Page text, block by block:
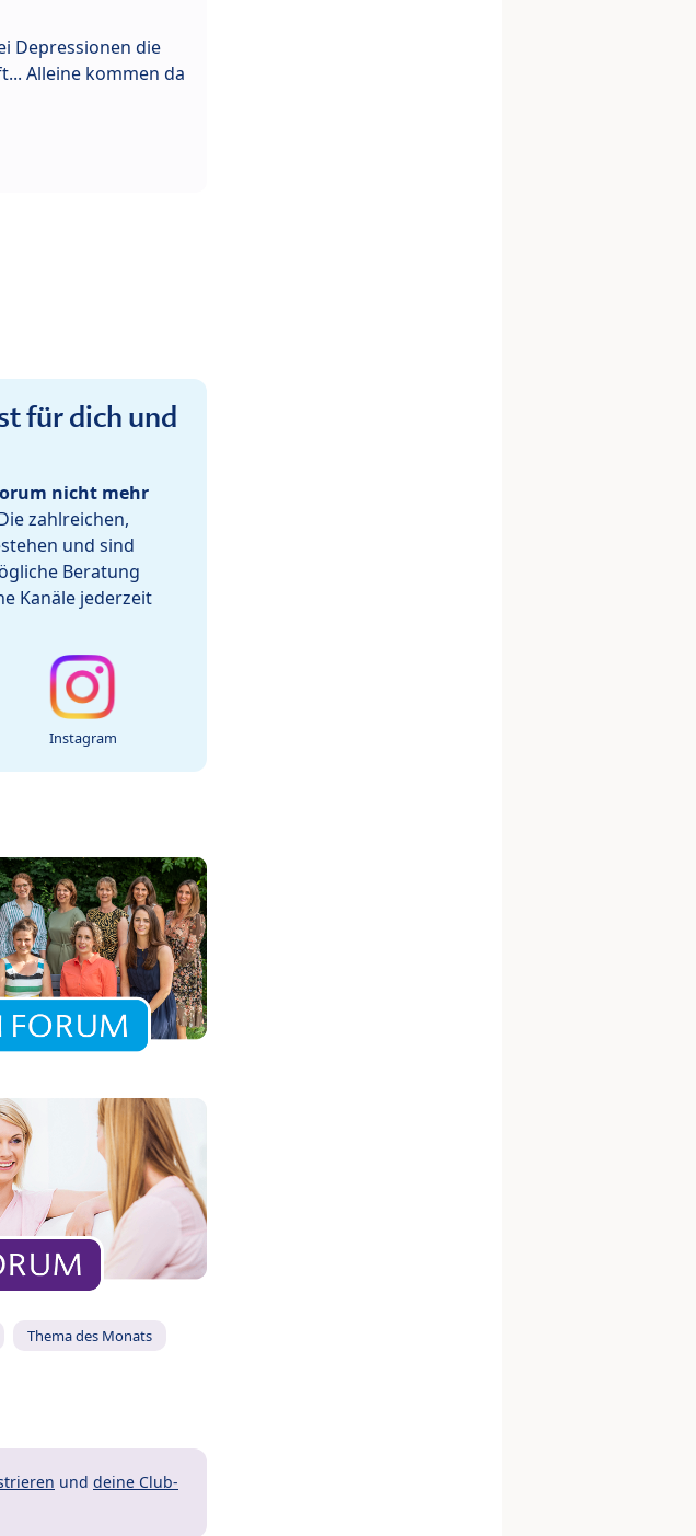
Depressionen die
Alleine kommen da
für dich und
nicht mehr
zahlreichen,
und sind
Beratung
Kanäle jederzeit
Instagram
Thema des Monats
und deine Club-